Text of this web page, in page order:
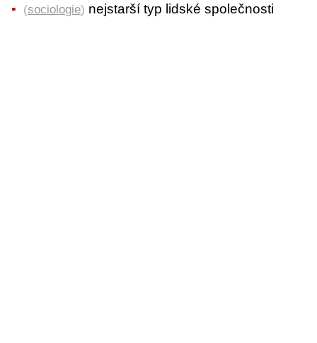
(sociologie) nejstarší typ lidské společnosti